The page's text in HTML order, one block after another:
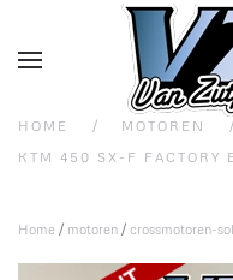
Overslaan en naar de
HOME MOTOREN
KTM 450 SX-F FACTORY
Home / motoren / crossmotoren-